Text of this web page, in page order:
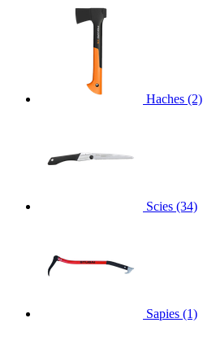
Haches (2)
Scies (34)
Sapies (1)